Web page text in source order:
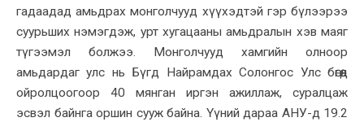
гадаадад амьдрах монголчууд хүүхэдтэй гэр бүлээрээ
суурьших нэмэгдэж, урт хугацааны амьдралын хэв маяг
түгээмэл болжээ. Монголчууд хамгийн олноор
амьдардаг улс нь Бүгд Найрамдах Солонгос Улс бөгөөд
ойролцоогоор 40 мянган иргэн ажиллаж, суралцаж
эсвэл байнга оршин сууж байна. Үүний дараа АНУ-д 19.2